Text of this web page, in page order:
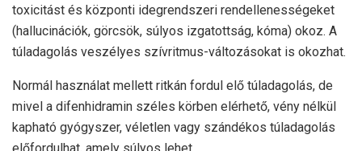
toxicitást és központi idegrendszeri rendellenességeket
(hallucinációk, görcsök, súlyos izgatottság, kóma) okoz. A
túladagolás veszélyes szívritmus-változásokat is okozhat.
Normál használat mellett ritkán fordul elő túladagolás, de
mivel a difenhidramin széles körben elérhető, vény nélkül
kapható gyógyszer, véletlen vagy szándékos túladagolás